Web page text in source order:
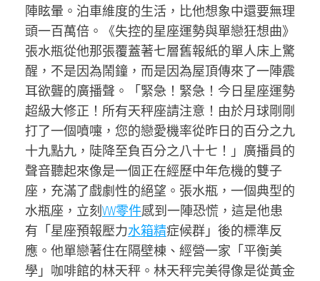
陣眩暈。泊車維度的生活，比他想象中還要無理
頭一百萬倍。《失控的星座運勢與單戀狂想曲》
張水瓶從他那張覆蓋著七層舊報紙的單人床上驚
醒，不是因為鬧鐘，而是因為屋頂傳來了一陣震
耳欲聾的廣播聲。「緊急！緊急！今日星座運勢
超級大修正！所有天秤座請注意！由於月球剛剛
打了一個噴嚏，您的戀愛機率從昨日的百分之九
十九點九，陡降至負百分之八十七！」廣播員的
聲音聽起來像是一個正在經歷中年危機的雙子
座，充滿了戲劇性的絕望。張水瓶，一個典型的
水瓶座，立刻VW零件感到一陣恐慌，這是他患
有「星座預報壓力水箱精症候群」後的標準反
應。他單戀著住在隔壁棟、經營一家「平衡美
學」咖啡館的林天秤。林天秤完美得像是從黃金